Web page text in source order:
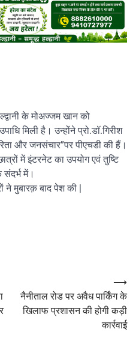
के मोअज्जम खान को
मिली है। उन्होंने प्रो.डॉ.गिरीश
और जनसंचार”पर पीएचडी की हैं।
में इंटरनेट का उपयोग एवं तुष्टि
में।
ने मुबारक़ बाद पेश की |
नैनीताल रोड पर अवैध पार्किंग के
खिलाफ प्रशासन की होगी कड़ी
कार्रवाई
⟶